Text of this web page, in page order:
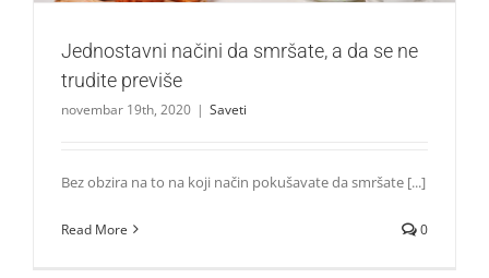
Jednostavni načini da smršate, a da se ne
trudite previše
novembar 19th, 2020 | Saveti
Bez obzira na to na koji način pokušavate da smršate [...]
Read More 0